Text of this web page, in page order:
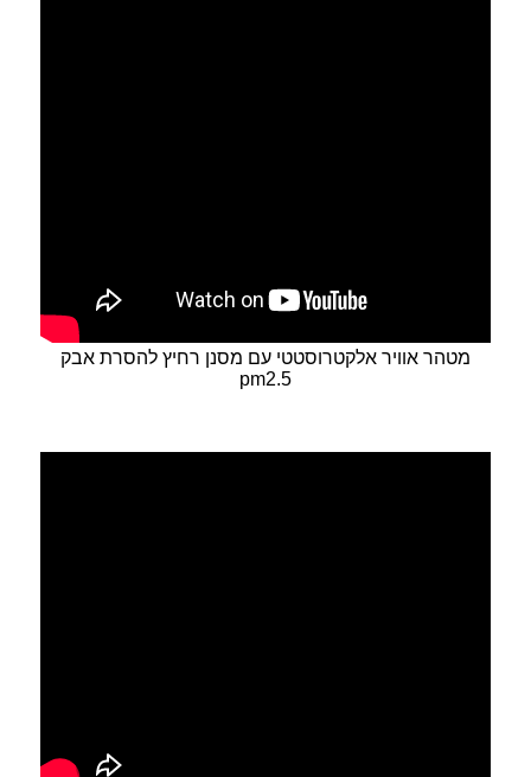
מטהר אוויר אלקטרוסטטי עם מסנן רחיץ להסרת אבק
pm2.5